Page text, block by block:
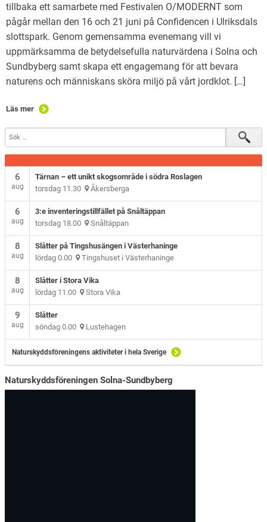
tillbaka ett samarbete med Festivalen O/MODERNT som
pågår mellan den 16 och 21 juni på Confidencen i Ulriksdals
slottspark. Genom gemensamma evenemang vill vi
uppmärksamma de betydelsefulla naturvärdena i Solna och
Sundbyberg samt skapa ett engagemang för att bevara
naturens och människans sköra miljö på vårt jordklot. […]
Läs mer
6
aug
Tärnan – ett unikt skogsområde i södra Roslagen
torsdag 11.30 Åkersberga
6
aug
3:e inventeringstillfället på Snåltäppan
torsdag 18.00 Snåltäppan
8
aug
Slåtter på Tingshusängen i Västerhaninge
lördag 0.00 Tingshuset i Västerhaninge
8
aug
Slåtter i Stora Vika
lördag 11.00 Stora Vika
9
aug
Slåtter
söndag 0.00 Lustehagen
Naturskyddsföreningens aktiviteter i hela Sverige
Naturskyddsföreningen Solna-Sundbyberg